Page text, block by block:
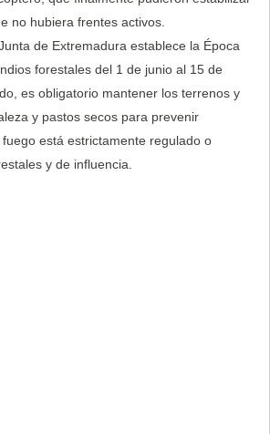
no hubiera frentes activos.
de Extremadura establece la Época
forestales del 1 de junio al 15 de
es obligatorio mantener los terrenos y
y pastos secos para prevenir
está estrictamente regulado o
y de influencia.